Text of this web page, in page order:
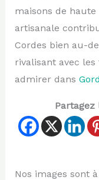
maisons de
artisanale
Cordes bien au-
rivalisant avec
admirer dans
Nos images sont